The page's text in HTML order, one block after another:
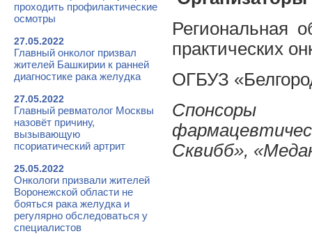
проходить профилактические
осмотры
27.05.2022
Главный онколог призвал
жителей Башкирии к ранней
диагностике рака желудка
27.05.2022
Главный ревматолог Москвы
назовёт причину,
вызывающую
псориатический артрит
25.05.2022
Онкологи призвали жителей
Воронежской области не
бояться рака желудка и
регулярно обследоваться у
специалистов
Региональная
практических
ОГБУЗ
Спонсоры
Сквибб»,